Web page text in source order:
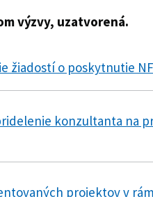
výzvy, uzatvorená.
žiadostí o poskytnutie
konzultanta na
projektov v